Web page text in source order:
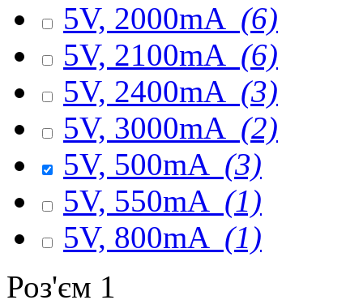
5V, 2000mA (6)
5V, 2100mA (6)
5V, 2400mA (3)
5V, 3000mA (2)
5V, 500mA (3)
5V, 550mA (1)
5V, 800mA (1)
Роз'єм 1